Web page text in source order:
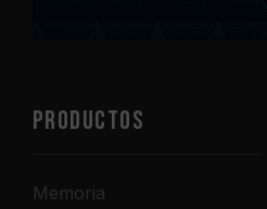
PRODUCTOS
Memoria